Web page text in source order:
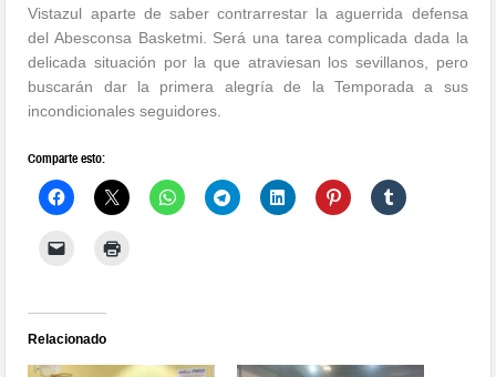
Vistazul aparte de saber contrarrestar la aguerrida defensa
del Abesconsa Basketmi. Será una tarea complicada dada la
delicada situación por la que atraviesan los sevillanos, pero
buscarán dar la primera alegría de la Temporada a sus
incondicionales seguidores.
Comparte esto:
Relacionado